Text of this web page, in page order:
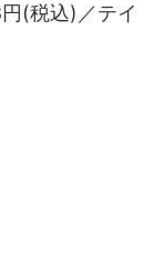
(税込)／テイ